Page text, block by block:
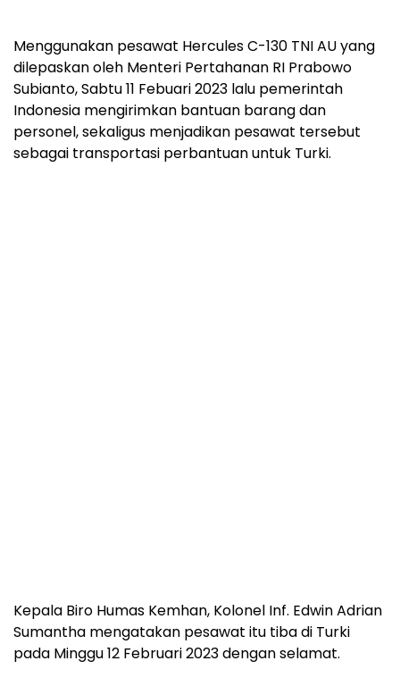
Menggunakan pesawat Hercules C-130 TNI AU yang
dilepaskan oleh Menteri Pertahanan RI Prabowo
Subianto, Sabtu 11 Febuari 2023 lalu pemerintah
Indonesia mengirimkan bantuan barang dan
personel, sekaligus menjadikan pesawat tersebut
sebagai transportasi perbantuan untuk Turki.
Kepala Biro Humas Kemhan, Kolonel Inf. Edwin Adrian
Sumantha mengatakan pesawat itu tiba di Turki
pada Minggu 12 Februari 2023 dengan selamat.